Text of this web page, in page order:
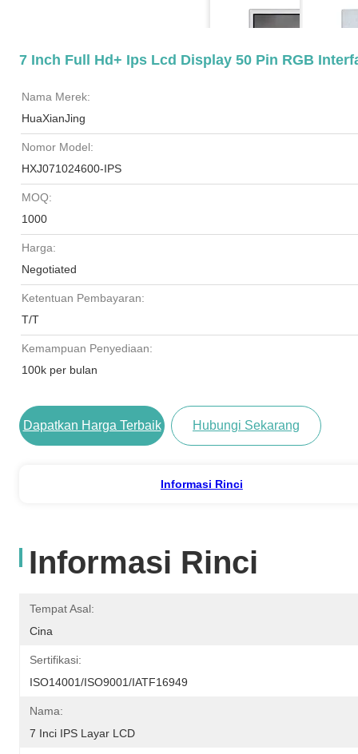
7 Inch Full Hd+ Ips Lcd Display 50 Pin RGB
Nama Merek:
HuaXianJing
Nomor Model:
HXJ071024600-IPS
MOQ:
1000
Harga:
Negotiated
Ketentuan Pembayaran:
T/T
Kemampuan Penyediaan:
100k per bulan
Dapatkan Harga Terbaik Hubungi Sekarang
Informasi Rinci
Informasi Rinci
Tempat Asal:
Cina
Sertifikasi:
ISO14001/ISO9001/IATF16949
Nama:
7 Inci IPS Layar LCD